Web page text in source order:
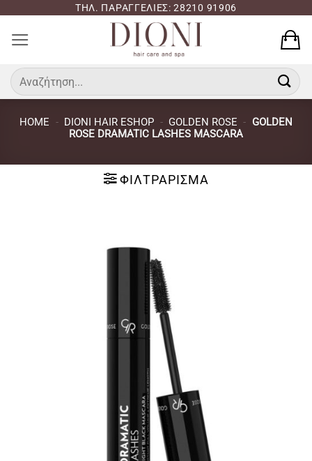
περιεχόμενο
ΤΗΛ. ΠΑΡΑΓΓΕΛΙΕΣ: 28210 91906
Αναζήτηση
για:
HOME - DIONI HAIR ESHOP - GOLDEN ROSE - GOLDEN
ROSE DRAMATIC LASHES MASCARA
ΦΙΛΤΡΆΡΙΣΜΑ